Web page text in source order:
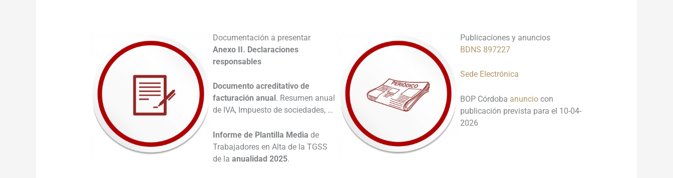
Documentación a presentar
Anexo II. Declaraciones
responsables
Documento acreditativo de
facturación anual. Resumen anual
de IVA, Impuesto de sociedades, …
Informe de Plantilla Media de
Trabajadores en Alta de la TGSS
de laanualidad 2025.
Publicaciones y anuncios
BDNS 897227
Sede Electrónica
BOP Córdoba anunciocon
publicación prevista para el 10-04-
2026